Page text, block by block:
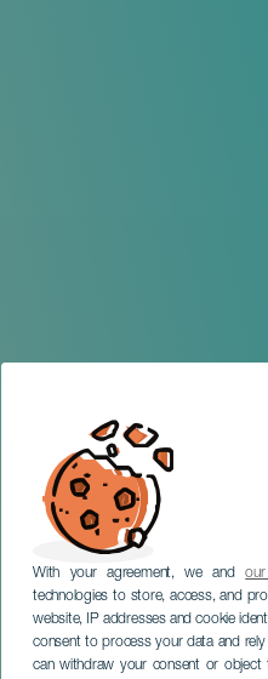
With your agreement, we and
technologies to store, access, and
website, IP addresses and cookie
consent to process your data and
can withdraw your consent or
GRÃ-CANÁRIA